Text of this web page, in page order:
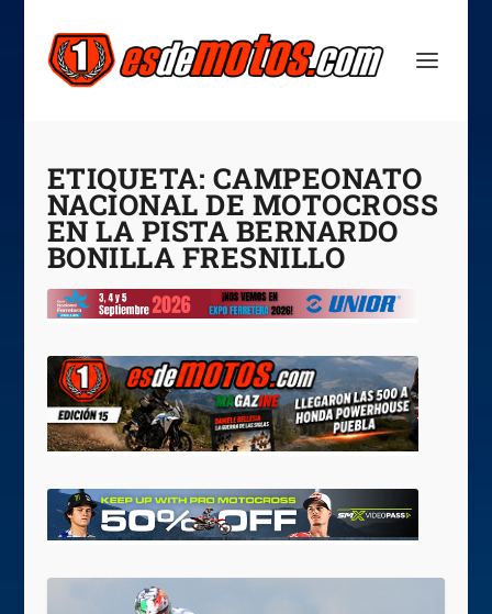
ETIQUETA: CAMPEONATO
NACIONAL DE MOTOCROSS
EN LA PISTA BERNARDO
BONILLA FRESNILLO